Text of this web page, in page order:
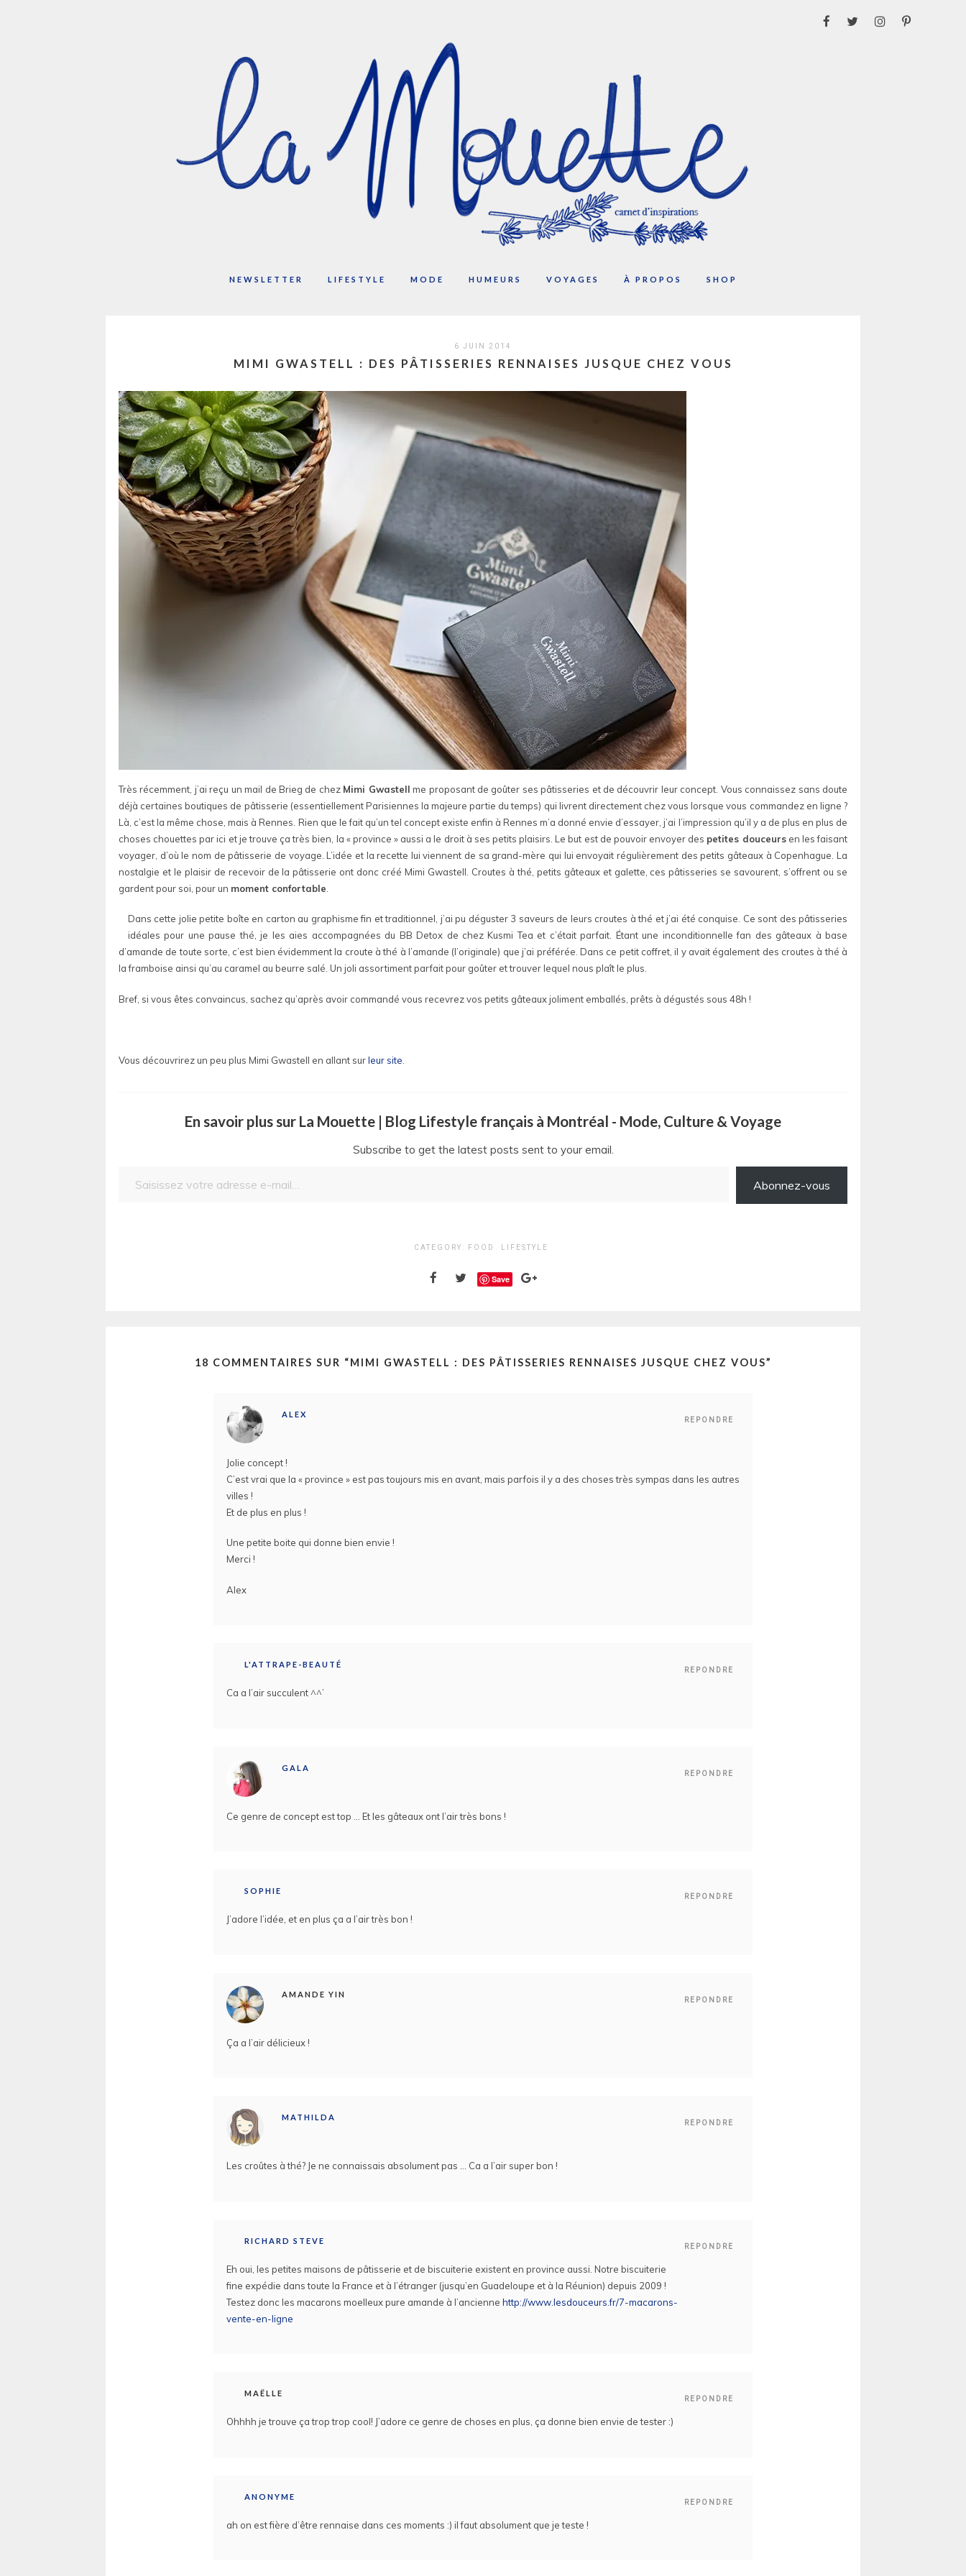
NEWSLETTER LIFESTYLE MODE HUMEURS VOYAGES À PROPOS SHOP
6 JUIN 2014
MIMI GWASTELL : DES PÂTISSERIES RENNAISES JUSQUE CHEZ VOUS
Très récemment, j’ai reçu un mail de Brieg de chez Mimi Gwastell me proposant de goûter ses pâtisseries et de découvrir leur concept. Vous connaissez sans doute
déjà certaines boutiques de pâtisserie (essentiellement Parisiennes la majeure partie du temps) qui livrent directement chez vous lorsque vous commandez en ligne ?
Là, c’est la même chose, mais à Rennes. Rien que le fait qu’un tel concept existe enfin à Rennes m’a donné envie d’essayer, j’ai l’impression qu’il y a de plus en plus de
choses chouettes par ici et je trouve ça très bien, la « province » aussi a le droit à ses petits plaisirs. Le but est de pouvoir envoyer des petites douceursen les faisant
voyager, d’où le nom de pâtisserie de voyage. L’idée et la recette lui viennent de sa grand-mère qui lui envoyait régulièrement des petits gâteaux à Copenhague. La
nostalgie et le plaisir de recevoir de la pâtisserie ont donc créé Mimi Gwastell. Croutes à thé, petits gâteaux et galette, ces pâtisseries se savourent, s’offrent ou se
gardent pour soi, pour un moment confortable
Dans cette jolie petite boîte en carton au graphisme fin et traditionnel, j’ai pu déguster 3 saveurs de leurs croutes à thé et j’ai été conquise. Ce sont des pâtisseries
idéales pour une pause thé, je les aies accompagnées du BB Detox de chez Kusmi Tea et c’était parfait. Étant une inconditionnelle fan des gâteaux à base
d’amande de toute sorte, c’est bien évidemment la croute à thé à l’amande (l’originale) que j’ai préférée. Dans ce petit coffret, il y avait également des croutes à thé à
la framboise ainsi qu’au caramel au beurre salé. Un joli assortiment parfait pour goûter et trouver lequel nous plaît le plus.
Bref, si vous êtes convaincus, sachez qu’après avoir commandé vous recevrez vos petits gâteaux joliment emballés, prêts à dégustés sous 48h !
Vous découvrirez un peu plus Mimi Gwastell en allant surleur site
En savoir plus sur La Mouette | Blog Lifestyle français à Montréal - Mode, Culture & Voyage
Subscribe to get the latest posts sent to your email.
Abonnez-vous
CATEGORY: FOOD LIFESTYLE
Save
18 COMMENTAIRES SUR “MIMI GWASTELL : DES PÂTISSERIES RENNAISES JUSQUE CHEZ VOUS”
REPONDRE
ALEX
Jolie concept !
C’est vrai que la « province » est pas toujours mis en avant, mais parfois il y a des choses très sympas dans les autres
villes !
Et de plus en plus !
Une petite boite qui donne bien envie !
Merci !
Alex
REPONDRE
L'ATTRAPE-BEAUTÉ
Ca a l’air succulent ^^’
REPONDRE
GALA
Ce genre de concept est top … Et les gâteaux ont l’air très bons !
REPONDRE
SOPHIE
J’adore l’idée, et en plus ça a l’air très bon !
REPONDRE
AMANDE YIN
Ça a l’air délicieux !
REPONDRE
MATHILDA
Les croûtes à thé? Je ne connaissais absolument pas … Ca a l’air super bon !
REPONDRE
RICHARD STEVE
Eh oui, les petites maisons de pâtisserie et de biscuiterie existent en province aussi. Notre biscuiterie
fine expédie dans toute la France et à l’étranger (jusqu’en Guadeloupe et à la Réunion) depuis 2009 !
Testez donc les macarons moelleux pure amande à l’ancienne http://www.lesdouceurs.fr/7-macarons-
vente-en-ligne
REPONDRE
MAËLLE
Ohhhh je trouve ça trop trop cool! J’adore ce genre de choses en plus, ça donne bien envie de tester :)
REPONDRE
ANONYME
ah on est fière d’être rennaise dans ces moments :) il faut absolument que je teste !